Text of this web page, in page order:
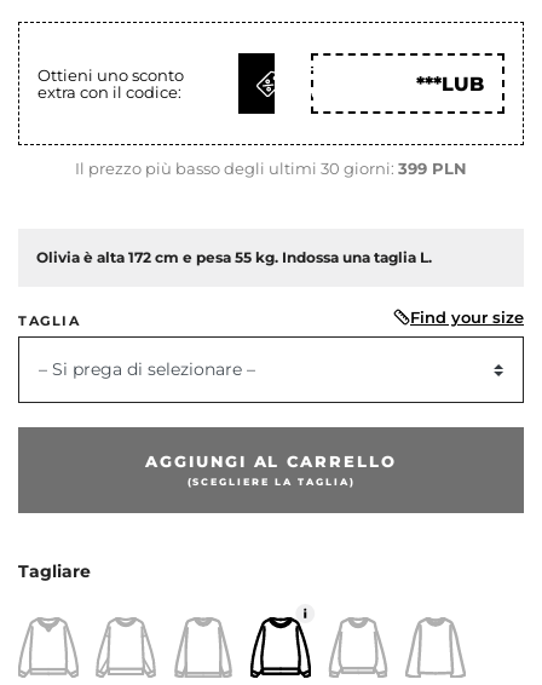
Ottieni uno sconto
extra con il codice:
OTTIENI
COD
***LUB
Il prezzo più basso degli ultimi 30 giorni: 399 PLN
Olivia è alta 172 cm e pesa 55 kg. Indossa una taglia L.
TAGLIA Find your size
– Si prega di selezionare –
AGGIUNGI AL CARRELLO
(SCEGLIERE LA TAGLIA)
Tagliare